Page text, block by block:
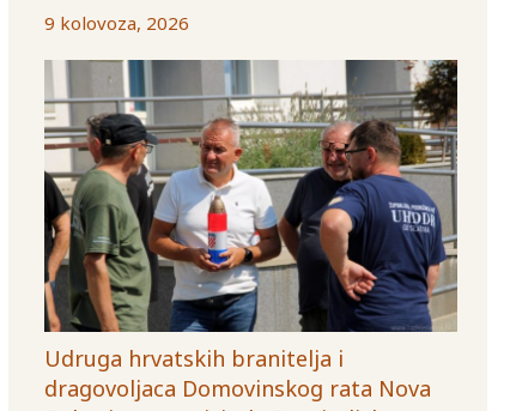
9 kolovoza, 2026
Udruga hrvatskih branitelja i
dragovoljaca Domovinskog rata Nova